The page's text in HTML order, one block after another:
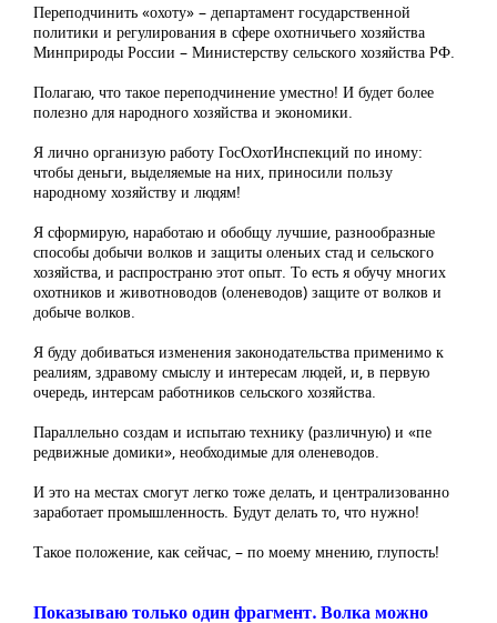
Переподчинить «охоту» – департамент государственной
политики и регулирования в сфере охотничьего хозяйства
Минприроды России – Министерству сельского хозяйства РФ.
Полагаю, что такое переподчинение уместно! И будет более
полезно для народного хозяйства и экономики.
Я лично организую работу ГосОхотИнспекций по иному:
чтобы деньги, выделяемые на них, приносили пользу
народному хозяйству и людям!
Я сформирую, наработаю и обобщу лучшие, разнообразные
способы добычи волков и защиты оленьих стад и сельского
хозяйства, и распространю этот опыт. То есть я обучу многих
охотников и животноводов (оленеводов) защите от волков и
добыче волков.
Я буду добиваться изменения законодательства применимо к
реалиям, здравому смыслу и интересам людей, и, в первую
очередь, интерсам работников сельского хозяйства.
Параллельно создам и испытаю технику (различную) и «пе
редвижные домики», необходимые для оленеводов.
И это на местах смогут легко тоже делать, и централизованно
заработает промышленность. Будут делать то, что нужно!
Такое положение, как сейчас, – по моему мнению, глупость!
Показываю только один фрагмент. Волка можно